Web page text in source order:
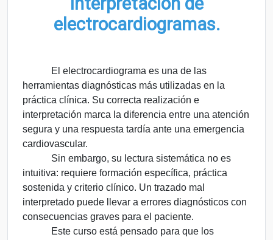
electrocardiogramas.
El electrocardiograma es una de las
herramientas diagnósticas más utilizadas en la
práctica clínica. Su correcta realización e
interpretación marca la diferencia entre una atención
segura y una respuesta tardía ante una emergencia
cardiovascular.
Sin embargo, su lectura sistemática no es
intuitiva: requiere formación específica, práctica
sostenida y criterio clínico. Un trazado mal
interpretado puede llevar a errores diagnósticos con
consecuencias graves para el paciente.
Este curso está pensado para que los